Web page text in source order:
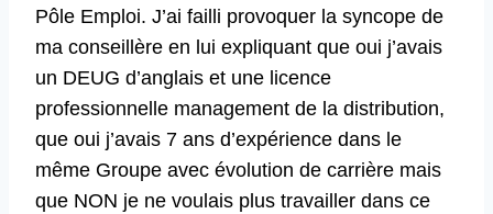
Pôle Emploi. J’ai failli provoquer la syncope de
ma conseillère en lui expliquant que oui j’avais
un DEUG d’anglais et une licence
professionnelle management de la distribution,
que oui j’avais 7 ans d’expérience dans le
même Groupe avec évolution de carrière mais
que NON je ne voulais plus travailler dans ce